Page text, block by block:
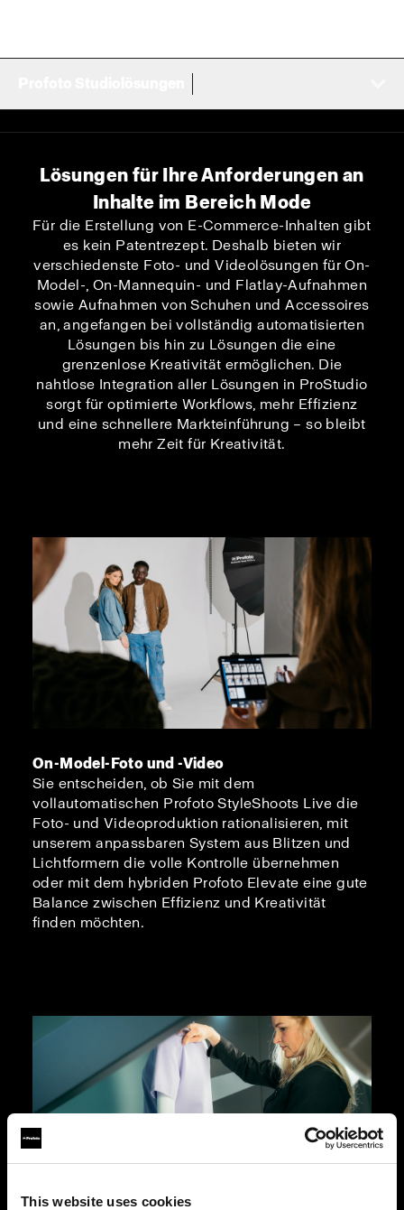
This website uses cookies
Lösungen für Ihre Anforderungen an
Inhalte im Bereich Mode
Für die Erstellung von E-Commerce-Inhalten gibt
es kein Patentrezept. Deshalb bieten wir
verschiedenste Foto- und Videolösungen für On-
Model-, On-Mannequin- und Flatlay-Aufnahmen
sowie Aufnahmen von Schuhen und Accessoires
an, angefangen bei vollständig automatisierten
Lösungen bis hin zu Lösungen die eine
grenzenlose Kreativität ermöglichen. Die
nahtlose Integration aller Lösungen in ProStudio
sorgt für optimierte Workflows, mehr Effizienz
und eine schnellere Markteinführung – so bleibt
mehr Zeit für Kreativität.
On-Model-Foto und -Video
Sie entscheiden, ob Sie mit dem
vollautomatischen Profoto StyleShoots Live die
Foto- und Videoproduktion rationalisieren, mit
unserem anpassbaren System aus Blitzen und
Lichtformern die volle Kontrolle übernehmen
oder mit dem hybriden Profoto Elevate eine gute
Balance zwischen Effizienz und Kreativität
finden möchten.